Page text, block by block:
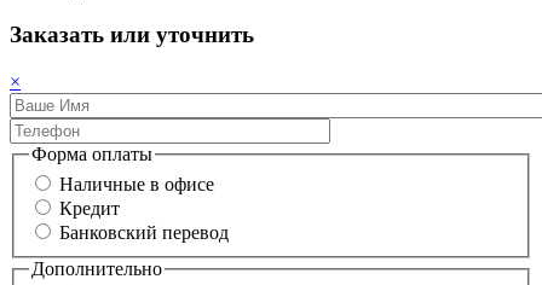
Заказать или уточнить
×
Форма оплаты
Наличные в офисе
Кредит
Банковский перевод
Дополнительно